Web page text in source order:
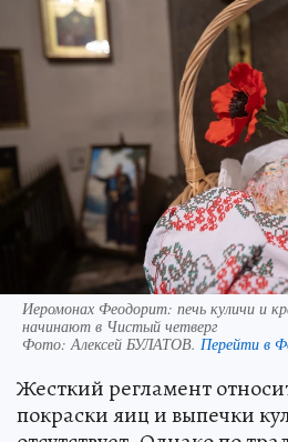
Иеромонах Феодорит: печь куличи и
начинают в Чистый четверг
Фото:Алексей БУЛАТОВ. Перейти в
Жесткий регламент
покраски яиц и выпечки